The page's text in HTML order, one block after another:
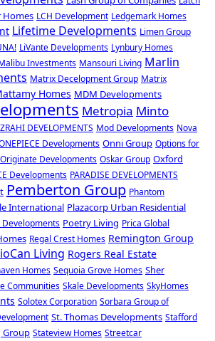
Homes LCH Development Ledgemark Homes
Lifetime Developments Limen Group
LiVante Developments Lynbury Homes
Investments Mansouri Living Marlin
Matrix Decelopment Group Matrix
Homes MDM Developments
Metropia Minto
DEVELOPMENTS Mod Developments Nova
Developments Onni Group Options for
Originate Developments Oskar Group Oxford
Developments PARADISE DEVELOPMENTS
Pemberton Group Phantom
International Plazacorp Urban Residential
Developments Poetry Living Prica Global
Regal Crest Homes Remington Group
Living Rogers Real Estate
Homes Sequoia Grove Homes Sher
Communities Skale Developments SkyHomes
Solotex Corporation Sorbara Group of
St. Thomas Developments Stafford
Group Stateview Homes Streetcar